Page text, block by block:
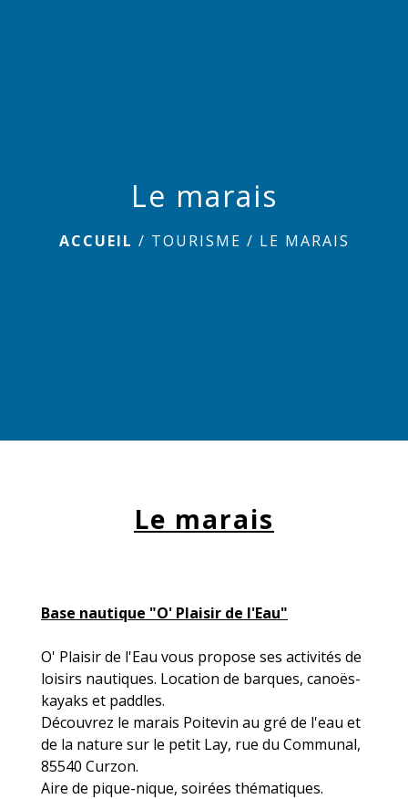
Le marais
ACCUEIL / TOURISME / LE MARAIS
Le marais
Base nautique "O' Plaisir de l'Eau"
O' Plaisir de l'Eau vous propose ses activités de
loisirs nautiques. Location de barques, canoës-
kayaks et paddles.
Découvrez le marais Poitevin au gré de l'eau et
de la nature sur le petit Lay, rue du Communal,
85540 Curzon.
Aire de pique-nique, soirées thématiques.